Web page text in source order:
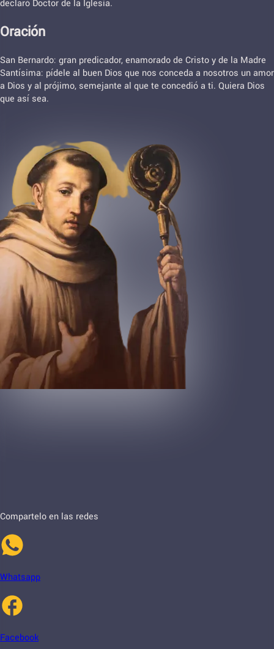
declaró Doctor de la Iglesia.
Oración
San Bernardo: gran predicador, enamorado de Cristo y de la Madre
Santísima: pídele al buen Dios que nos conceda a nosotros un amor
a Dios y al prójimo, semejante al que te concedió a ti. Quiera Dios
que así sea.
Compartelo en las redes
Whatsapp
Facebook